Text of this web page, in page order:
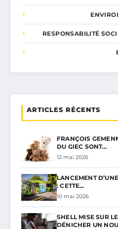
RESPONSABILITÉ
ARTICLES RÉCENTS
FRANÇOIS
DU GIEC SONT…
12 mai 2026
LANCEMENT
: CETTE…
10 mai 2026
SHELL MISE SUR
DÉNICHER UN